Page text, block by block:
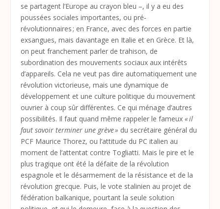
se partagent l’Europe au crayon bleu –, il y a eu des
poussées sociales importantes, ou pré-
révolutionnaires ; en France, avec des forces en partie
exsangues, mais davantage en Italie et en Grèce. Et là,
on peut franchement parler de trahison, de
subordination des mouvements sociaux aux intérêts
d’appareils. Cela ne veut pas dire automatiquement une
révolution victorieuse, mais une dynamique de
développement et une culture politique du mouvement
ouvrier à coup sûr différentes. Ce qui ménage d’autres
possibilités. Il faut quand même rappeler le fameux« il
faut savoir terminer une grève » du secrétaire général du
PCF Maurice Thorez, ou l’attitude du PC italien au
moment de l’attentat contre Togliatti. Mais le pire et le
plus tragique ont été la défaite de la révolution
espagnole et le désarmement de la résistance et de la
révolution grecque. Puis, le vote stalinien au projet de
fédération balkanique, pourtant la seule solution